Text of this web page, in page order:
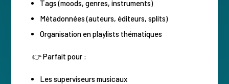
Tags (moods, genres, instruments)
Métadonnées (auteurs, éditeurs, splits)
Organisation en playlists thématiques
👉 Parfait pour :
Les superviseurs musicaux